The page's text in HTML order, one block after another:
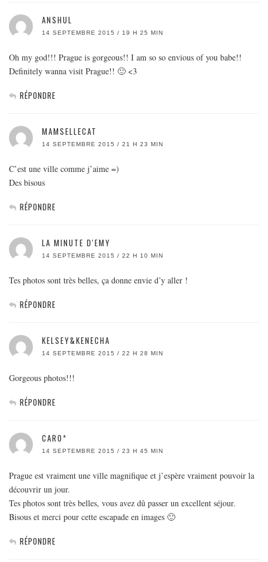
ANSHUL
14 SEPTEMBRE 2015 / 19 H 25 MIN
Oh my god!!! Prague is gorgeous!! I am so so envious of you babe!!
Definitely wanna visit Prague!! 🙂 <3
RÉPONDRE
MAMSELLECAT
14 SEPTEMBRE 2015 / 21 H 23 MIN
C’est une ville comme j’aime =)
Des bisous
RÉPONDRE
LA MINUTE D'EMY
14 SEPTEMBRE 2015 / 22 H 10 MIN
Tes photos sont très belles, ça donne envie d’y aller !
RÉPONDRE
KELSEY&KENECHA
14 SEPTEMBRE 2015 / 22 H 28 MIN
Gorgeous photos!!!
RÉPONDRE
CARO*
14 SEPTEMBRE 2015 / 23 H 45 MIN
Prague est vraiment une ville magnifique et j’espère vraiment pouvoir la
découvrir un jour.
Tes photos sont très belles, vous avez dû passer un excellent séjour.
Bisous et merci pour cette escapade en images 🙂
RÉPONDRE